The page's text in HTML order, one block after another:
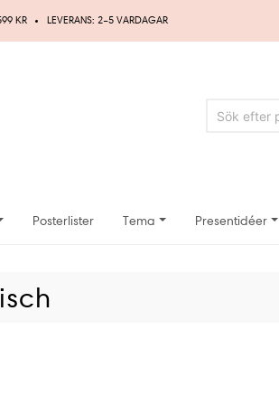
KR LEVERANS: 2–5 VARDAGAR
Posterlister Tema Presentidéer